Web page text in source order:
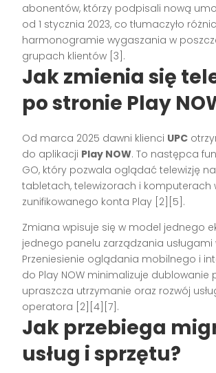
abonentów, którzy podpisali nową
od 1 stycznia 2023, co tłumaczyło
harmonogramie wygaszania w
grupach klientów [3].
Jak zmienia się
po stronie Play
Od marca 2025 dawni klienci UPC
do aplikacji Play NOW. To następca
GO, który pozwala oglądać telewizję
tabletach, telewizorach i komputerach
zunifikowanego konta Play [2][5].
Zmiana wpisuje się w model jednego
jednego panelu zarządzania usługami
Przeniesienie oglądania mobilnego i
do Play NOW minimalizuje dublowanie
upraszcza utrzymanie oraz rozwój
operatora [2][4][7].
Jak przebiega
usług i sprzętu?